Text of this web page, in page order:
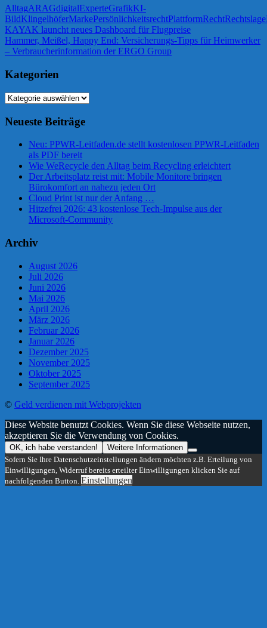
AlltagARAGdigitalExperteGrafikKI-
BildKlingelhöferMarkePersönlichkeitsrechtPlattformRechtRechtslage
Beitragsnavigation
Vorheriger
Beitrag:
KAYAK launcht neues Dashboard für Flugpreise
Nächster
Beitrag:
Hammer, Meißel, Happy End: Versicherungs-Tipps für Heimwerker
– Verbraucherinformation der ERGO Group
Kategorien
Kategorien
Neueste Beiträge
Neu: PPWR-Leitfaden.de stellt kostenlosen PPWR-Leitfaden
als PDF bereit
Wie WeRecycle den Alltag beim Recycling erleichtert
Der Arbeitsplatz reist mit: Mobile Monitore bringen
Bürokomfort an nahezu jeden Ort
Cloud Print ist nur der Anfang …
Hitzefrei 2026: 43 kostenlose Tech-Impulse aus der
Microsoft-Community
Archiv
August 2026
Juli 2026
Juni 2026
Mai 2026
April 2026
März 2026
Februar 2026
Januar 2026
Dezember 2025
November 2025
Oktober 2025
September 2025
© Geld verdienen mit Webprojekten
Diese Website benutzt Cookies. Wenn Sie diese Webseite nutzen,
akzeptieren Sie die Verwendung von Cookies.
OK, ich habe verstanden!
Weitere Informationen
Sofern Sie Ihre Datenschutzeinstellungen ändern möchten z.B. Erteilung von
Einwilligungen, Widerruf bereits erteilter Einwilligungen klicken Sie auf
nachfolgenden Button. Einstellungen